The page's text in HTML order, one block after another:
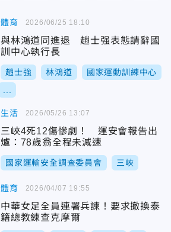
體育
與林鴻道同進退 趙士强表態請辭國
訓中心執行長
趙士強 林鴻道 國家運動訓練中心
2026/06/25 18:10
生活
三峽4死12傷慘劇！ 運安會報告出
爐：78歲翁全程未減速
國家運輸安全調查委員會 三峽
2026/05/26 13:07
體育
中華女足全員連署兵諫！要求撤換泰
籍總教練查克摩爾
2026/04/07 19:55